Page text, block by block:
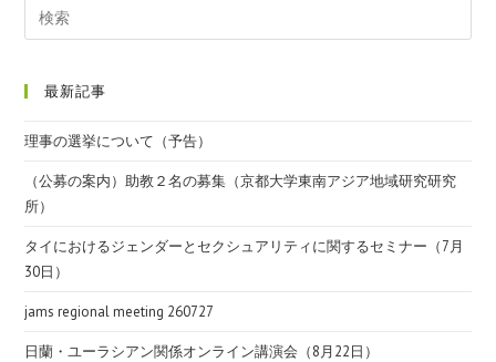
最新記事
理事の選挙について（予告）
（公募の案内）助教２名の募集（京都大学東南アジア地域研究研究
所）
タイにおけるジェンダーとセクシュアリティに関するセミナー（7月
30日）
jams regional meeting 260727
日蘭・ユーラシアン関係オンライン講演会（8月22日）